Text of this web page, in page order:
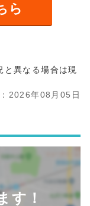
ら
異なる場合は現
2026年08月05日
す！